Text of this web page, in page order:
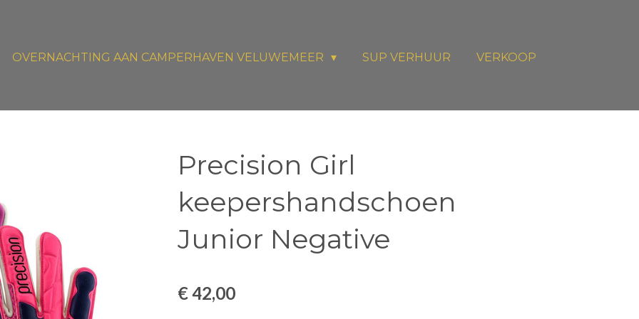
OVERNACHTING AAN CAMPERHAVEN VELUWEMEER SUP VERHUUR VERKOOP
Precision Girl
keepershandschoen
Junior Negative
€ 42,00